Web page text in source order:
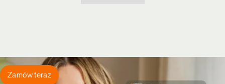
Zamów teraz